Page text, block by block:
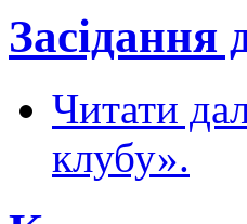
Засідання
Читати
клубу».